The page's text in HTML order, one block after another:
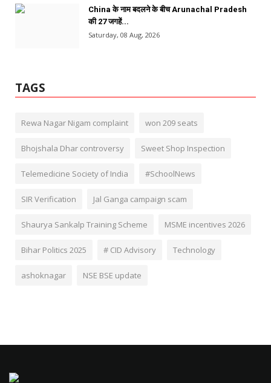
China के नाम बदलने के बीच Arunachal Pradesh
की 27 जगहें...
Saturday, 08 Aug, 2026
TAGS
Rewa Nagar Nigam complaint won 209 seats
Bhojshala Dhar controversy Sweet Shop Inspection
Telemedicine Society of India #SchoolNews
SIR Verification Jal Ganga campaign scam
Shaurya Sankalp Training Scheme MSME incentives 2026
Bihar Politics 2025 # CID Advisory Technology
ashoknagar NSE BSE update